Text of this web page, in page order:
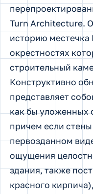
Turn Architecture.
историю местечка
окрестностях
строительный
Конструктивно
представляет
как бы уложенных
причем если
первозданном
ощущения
здания, также
красного